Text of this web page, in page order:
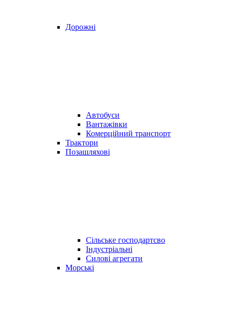
Дорожні
Автобуси
Вантажівки
Комерційний транспорт
Трактори
Позашляхові
Сільське господартсво
Індустріальні
Силові агрегати
Морські